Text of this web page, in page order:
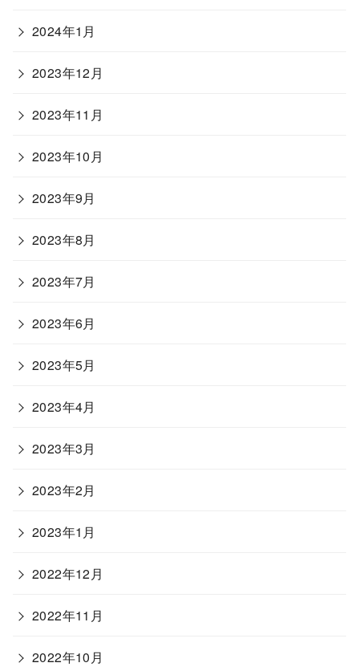
2024年1月
2023年12月
2023年11月
2023年10月
2023年9月
2023年8月
2023年7月
2023年6月
2023年5月
2023年4月
2023年3月
2023年2月
2023年1月
2022年12月
2022年11月
2022年10月